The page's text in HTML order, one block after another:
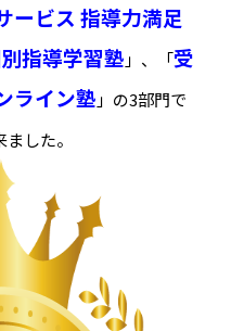
ービス 指導力満足
指導学習塾 」、「受
ライン塾 」の3部門で
した。